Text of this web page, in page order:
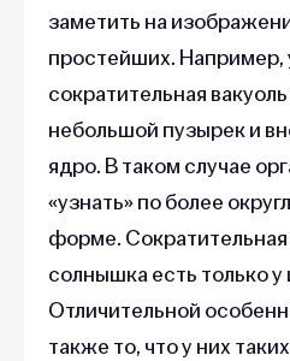
заметить на
простейших. Например,
сократительная
небольшой пузырек и
ядро. В таком случае
«узнать» по более
форме.
солнышка есть только
Отличительной
также то, что у них